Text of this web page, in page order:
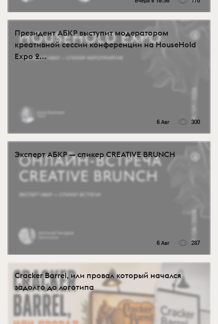
Президент АБКР выступит модератором
креативной сессии конференции на HouseHold
Expo 2...
6 Авг 300
Эксперт АБКР — спикер CREATIVE BRUNCH
6 Авг 287
Cracker Barrel, или провал который начался
задолго до логотипа